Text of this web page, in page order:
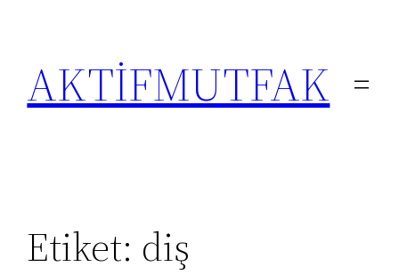
AKTİFMUTFAK
Etiket: diş